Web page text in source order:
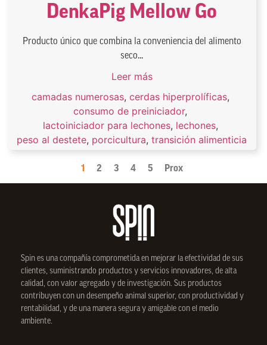
DenkaPig Mellow Go
Producto único que combina la conveniencia del alimento
seco...
Leer más
camadas numerosas, cerdas hiperprolíficas,
consumo de preiniciador,
lactoiniciador para lechones, lechones,
peso al destete, porcicultura, transición alimenticia
1 2 3 4 5 Prox
Spin es una compañía comprometida en mejorar la efectividad de sus
clientes, suministrando productos y servicios innovadores, de alta
calidad, con valor agregado y de investigación. Sus productos
contribuyen con un desempeño animal superior, con productividad y
rentabilidad, y de una manera segura y amigable con el medio
ambiente.